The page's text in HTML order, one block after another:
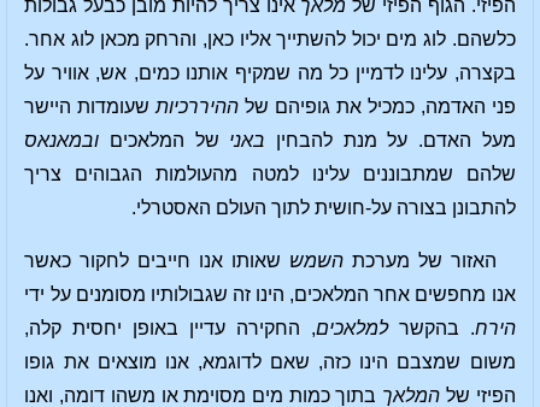
הפיזי. הגוף הפיזי של מלאך אינו צריך להיות מובן כבעל גבולות
כלשהם. לוג מים יכול להשתייך אליו כאן, והרחק מכאן לוג אחר.
בקצרה, עלינו לדמיין כל מה שמקיף אותנו כמים, אש, אוויר על
פני האדמה, כמכיל את גופיהם של ההיררכיותשעומדות היישר
מעל האדם. על מנת להבחין באני של המלאכים ובמאנאס
שלהם שמתבוננים עלינו למטה מהעולמות הגבוהים צריך
להתבונן בצורה על-חושית לתוך העולם האסטרלי.
האזור של מערכתהשמש שאותו אנו חייבים לחקור כאשר
אנו מחפשים אחר המלאכים, הינו זה שגבולותיו מסומנים על ידי
הירח. בהקשרלמלאכים, החקירה עדיין באופן יחסית קלה,
משום שמצבם הינו כזה, שאם לדוגמא, אנו מוצאים את גופו
הפיזי של המלאך בתוך כמות מים מסוימת או משהו דומה, ואנו